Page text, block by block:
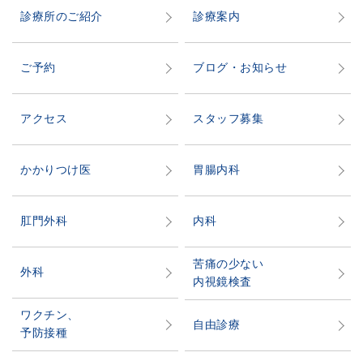
診療所のご紹介 診療案内
ご予約 ブログ・お知らせ
アクセス スタッフ募集
かかりつけ医 胃腸内科
肛門外科 内科
外科
苦痛の少ない
内視鏡検査
ワクチン、
予防接種
自由診療